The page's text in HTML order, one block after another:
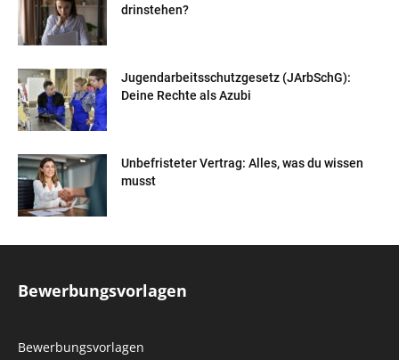
drinstehen?
Jugendarbeitsschutzgesetz (JArbSchG):
Deine Rechte als Azubi
Unbefristeter Vertrag: Alles, was du wissen
musst
Bewerbungsvorlagen
Bewerbungsvorlagen